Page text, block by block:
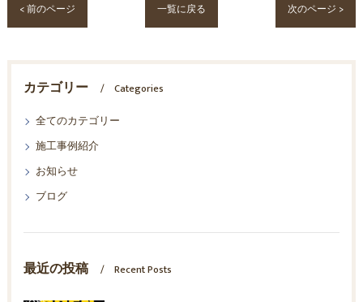
< 前のページ 一覧に戻る 次のページ >
カテゴリー
Categories
全てのカテゴリー
施工事例紹介
お知らせ
ブログ
最近の投稿 Recent Posts